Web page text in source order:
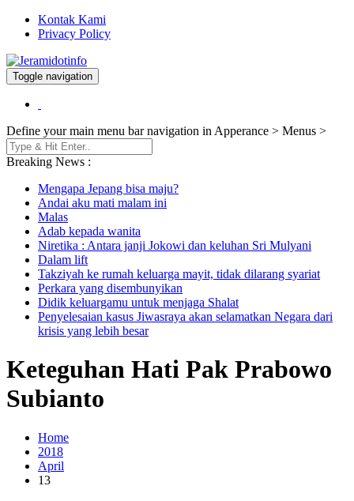
Kontak Kami
Privacy Policy
Jeramidotinfo
Berita dan Informasi Terkini
Toggle navigation
Define your main menu bar navigation in Apperance > Menus >
Breaking News :
Mengapa Jepang bisa maju?
Andai aku mati malam ini
Malas
Adab kepada wanita
Niretika : Antara janji Jokowi dan keluhan Sri Mulyani
Dalam lift
Takziyah ke rumah keluarga mayit, tidak dilarang syariat
Perkara yang disembunyikan
Didik keluargamu untuk menjaga Shalat
Penyelesaian kasus Jiwasraya akan selamatkan Negara dari
krisis yang lebih besar
Keteguhan Hati Pak Prabowo
Subianto
Home
2018
April
13